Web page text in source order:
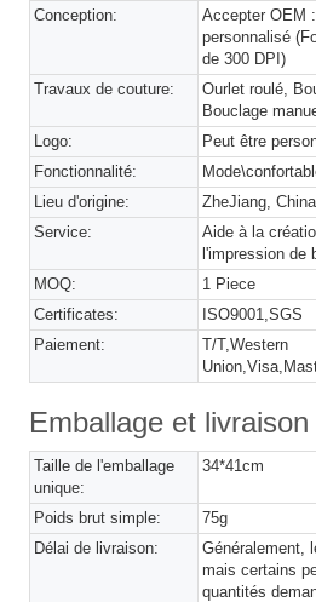
Conception:
Accepter OEM
personnalisé
de 300 DPI)
Travaux de couture:
Ourlet roulé,
Bouclage
Logo:
Peut être
Fonctionnalité:
Lieu d'origine:
ZheJiang, China
Service:
Aide à la
l'impression de
MOQ:
1 Piece
Certificates:
ISO9001,SGS
Paiement:
T/T,Western
Emballage et livraison
Taille de l'emballage
unique:
34*41cm
Poids brut simple:
75g
Délai de livraison:
Généralement,
mais certains
quantités